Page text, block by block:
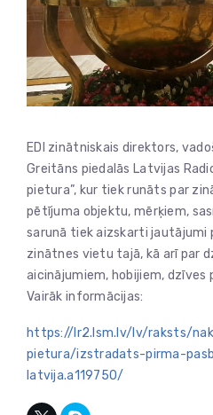
EDI zinātniskais direktors,
Greitāns piedalās Latvijas
pietura”, kur tiek runāts par
pētījuma objektu, mērķiem,
sarunā tiek aizskarti jautājumi
zinātnes vietu tajā, kā arī par
aicinājumiem, hobijiem, dzīves
Vairāk informācijas:
https://lr2.lsm.lv/lv/raksts/
pietura/izstradats-pirma-
latvija.a119750/